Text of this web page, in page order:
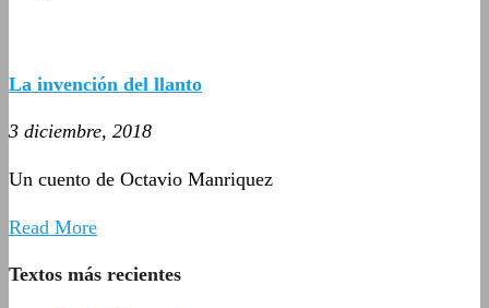
La invención del llanto
3 diciembre, 2018
Un cuento de Octavio Manriquez
Read More
Textos más recientes